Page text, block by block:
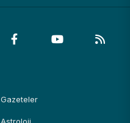
Gazeteler